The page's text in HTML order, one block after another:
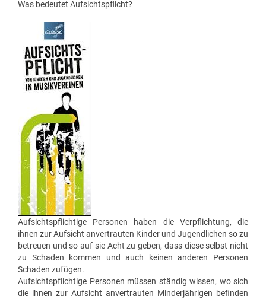
VERDIENSTKREUZE
EHRENKREUZE
EHRENRING
JOSEF LEEB-MEDAILLE
BEZIRKSSTABFÜHRER
Was bedeutet Aufsichtspflicht?
Aufsichtspflichtige Personen haben die Verpflichtung, die
ihnen zur Aufsicht anvertrauten Kinder und Jugendlichen so zu
betreuen und so auf sie Acht zu geben, dass diese selbst nicht
zu Schaden kommen und auch keinen anderen Personen
Schaden zufügen.
Aufsichtspflichtige Personen müssen ständig wissen, wo sich
die ihnen zur Aufsicht anvertrauten Minderjährigen befinden